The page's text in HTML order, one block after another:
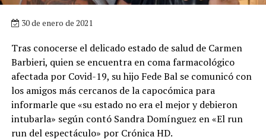
30 de enero de 2021
Tras conocerse el delicado estado de salud de Carmen
Barbieri, quien se encuentra en coma farmacológico
afectada por Covid-19, su hijo Fede Bal se comunicó con
los amigos más cercanos de la capocómica para
informarle que «su estado no era el mejor y debieron
intubarla» según contó Sandra Domínguez en «El run
run del espectáculo» por Crónica HD.